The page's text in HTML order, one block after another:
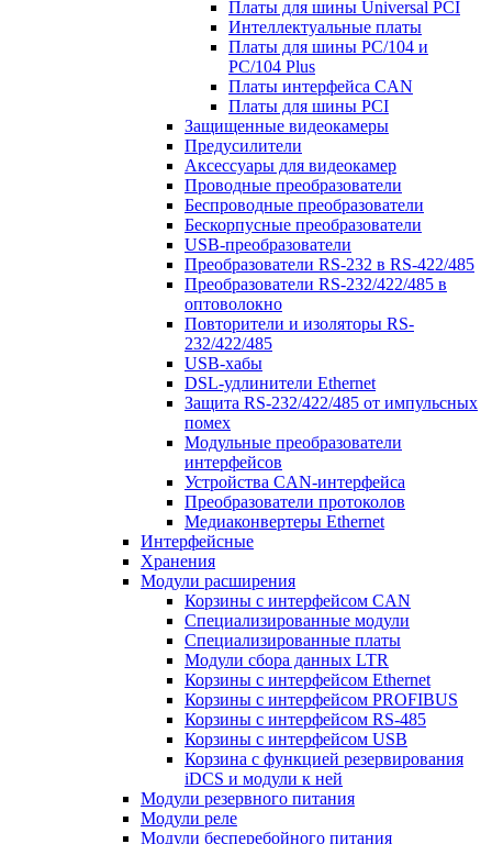
Платы для шины Universal PCI
Интеллектуальные платы
Платы для шины PC/104 и
PC/104 Plus
Платы интерфейса CAN
Платы для шины PCI
Защищенные видеокамеры
Предусилители
Аксессуары для видеокамер
Проводные преобразователи
Беспроводные преобразователи
Бескорпусные преобразователи
USB-преобразователи
Преобразователи RS-232 в RS-422/485
Преобразователи RS-232/422/485 в
оптоволокно
Повторители и изоляторы RS-
232/422/485
USB-хабы
DSL-удлинители Ethernet
Защита RS-232/422/485 от импульсных
помех
Модульные преобразователи
интерфейсов
Устройства CAN-интерфейса
Преобразователи протоколов
Медиаконвертеры Ethernet
Интерфейсные
Хранения
Модули расширения
Корзины с интерфейсом CAN
Специализированные модули
Специализированные платы
Модули сбора данных LTR
Корзины с интерфейсом Ethernet
Корзины с интерфейсом PROFIBUS
Корзины с интерфейсом RS-485
Корзины с интерфейсом USB
Корзина с функцией резервирования
iDCS и модули к ней
Модули резервного питания
Модули реле
Модули бесперебойного питания